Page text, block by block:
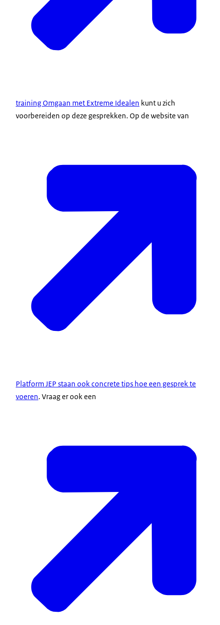
training Omgaan met Extreme Idealen kunt u zich
voorbereiden op deze gesprekken. Op de website van
Platform JEP staan ook concrete tips hoe een gesprek te
voeren. Vraag er ook een